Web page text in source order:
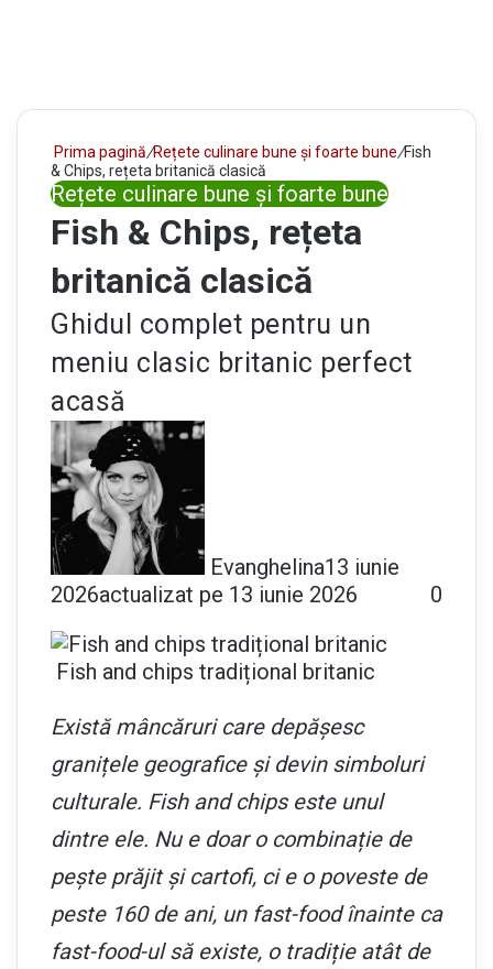
Prima pagină/Rețete culinare bune și foarte bune/Fish
& Chips, rețeta britanică clasică
Rețete culinare bune și foarte bune
Fish & Chips, rețeta
britanică clasică
Ghidul complet pentru un
meniu clasic britanic perfect
acasă
Evanghelina13 iunie
2026actualizat pe 13 iunie 2026 0
Fish and chips tradițional britanic
Există mâncăruri care depășesc
granițele geografice și devin simboluri
culturale. Fish and chips este unul
dintre ele. Nu e doar o combinație de
pește prăjit și cartofi, ci e o poveste de
peste 160 de ani, un fast-food înainte ca
fast-food-ul să existe, o tradiție atât de